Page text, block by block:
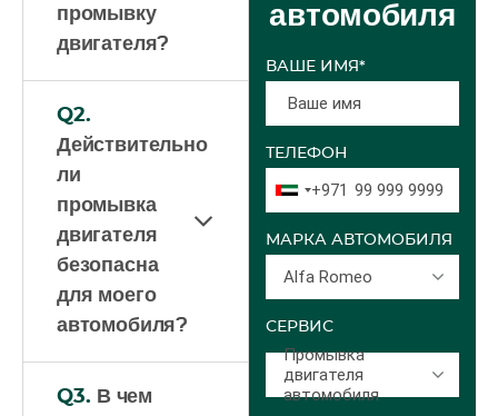
промывку
двигателя?
Q2.
Действительно
ли
промывка
двигателя
безопасна
для моего
автомобиля?
Q3. В чем
автомобиля
ВАШЕ ИМЯ*
ТЕЛЕФОН
+971
МАРКА АВТОМОБИЛЯ
Alfa Romeo
СЕРВИС
Промывка
двигателя
автомобиля